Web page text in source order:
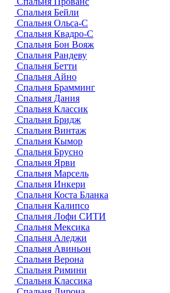
Спальня Бейли
Спальня Ольса-С
Спальня Квадро-С
Спальня Бон Вояж
Спальня Рандеву
Спальня Бетти
Спальня Айно
Спальня Брамминг
Спальня Дания
Спальня Классик
Спальня Бридж
Спальня Винтаж
Спальня Кымор
Спальня Брусно
Спальня Ярви
Спальня Марсель
Спальня Инкери
Спальня Коста Бланка
Спальня Калипсо
Спальня Лофи СИТИ
Спальня Мексика
Спальня Аледжи
Спальня Авиньон
Спальня Верона
Спальня Римини
Спальня Классика